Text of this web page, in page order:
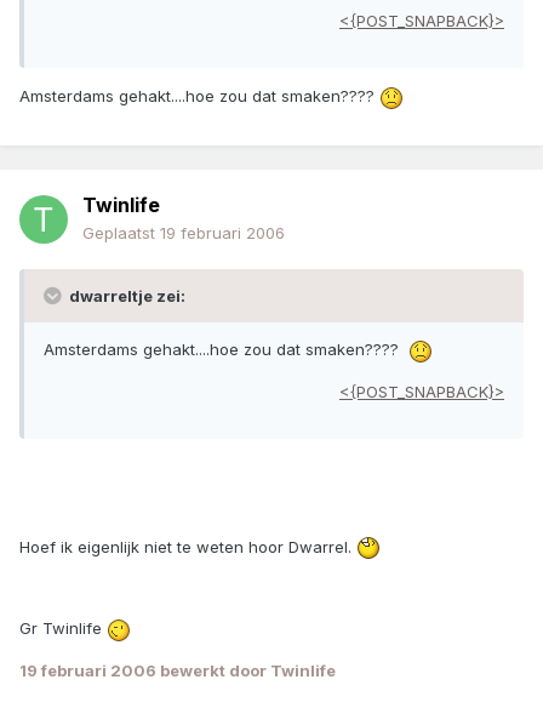
<{POST_SNAPBACK}>
Amsterdams gehakt....hoe zou dat smaken????
Twinlife
Geplaatst 19 februari 2006
dwarreltje zei:
Amsterdams gehakt....hoe zou dat smaken????
<{POST_SNAPBACK}>
Hoef ik eigenlijk niet te weten hoor Dwarrel.
Gr Twinlife
19 februari 2006 bewerkt door Twinlife